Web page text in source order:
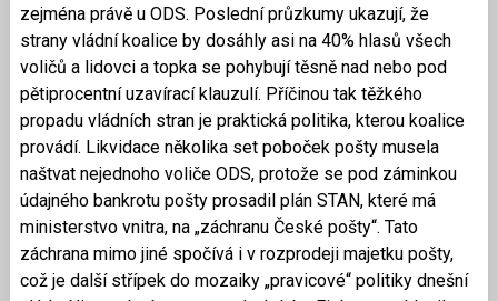
zejména právě u ODS. Poslední průzkumy ukazují, že
strany vládní koalice by dosáhly asi na 40% hlasů všech
voličů a lidovci a topka se pohybují těsně nad nebo pod
pětiprocentní uzavírací klauzulí. Příčinou tak těžkého
propadu vládních stran je praktická politika, kterou koalice
provádí. Likvidace několika set poboček pošty musela
naštvat nejednoho voliče ODS, protože se pod záminkou
údajného bankrotu pošty prosadil plán STAN, které má
ministerstvo vnitra, na „záchranu České pošty“. Tato
záchrana mimo jiné spočívá i v rozprodeji majetku pošty,
což je další střípek do mozaiky „pravicové“ politiky dnešní